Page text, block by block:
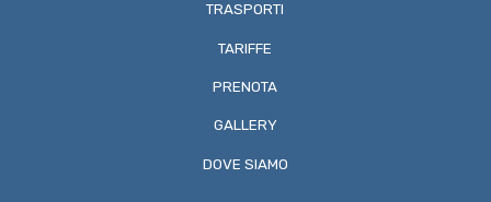
TRASPORTI
TARIFFE
PRENOTA
GALLERY
DOVE SIAMO